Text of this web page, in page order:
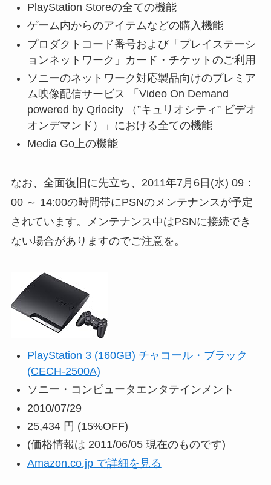
PlayStation Storeの全ての機能
ゲーム内からのアイテムなどの購入機能
プロダクトコード番号および「プレイステーシ
ョンネットワーク」カード・チケットのご利用
ソニーのネットワーク対応製品向けのプレミア
ム映像配信サービス 「Video On Demand
powered by Qriocity （”キュリオシティ” ビデオ
オンデマンド）」における全ての機能
Media Go上の機能
なお、全面復旧に先立ち、2011年7月6日(水) 09：
00 ～ 14:00の時間帯にPSNのメンテナンスが予定
されています。メンテナンス中はPSNに接続でき
ない場合がありますのでご注意を。
PlayStation 3 (160GB) チャコール・ブラック
(CECH-2500A)
ソニー・コンピュータエンタテインメント
2010/07/29
25,434 円 (15%OFF)
(価格情報は 2011/06/05 現在のものです)
Amazon.co.jp で詳細を見る